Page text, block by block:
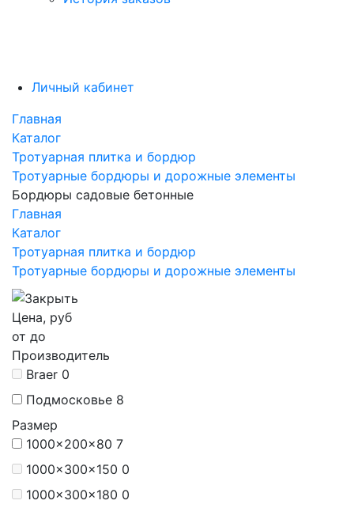
Личный кабинет
Главная
Каталог
Тротуарная плитка и бордюр
Тротуарные бордюры и дорожные элементы
Бордюры садовые бетонные
Главная
Каталог
Тротуарная плитка и бордюр
Тротуарные бордюры и дорожные элементы
Цена, руб
от до
Производитель
Braer 0
Подмосковье 8
Размер
1000x200x80 7
1000x300x150 0
1000x300x180 0